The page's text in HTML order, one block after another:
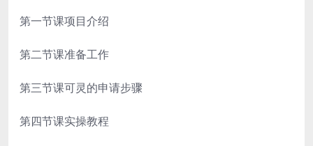
第一节课项目介绍
第二节课准备工作
第三节课可灵的申请步骤
第四节课实操教程